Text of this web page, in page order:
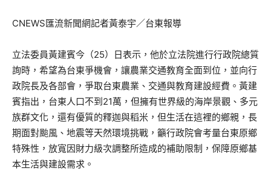
CNEWS匯流新聞網記者黃泰宇／台東報導
立法委員黃建賓今（25）日表示，他於立法院進行行政院總質
詢時，希望為台東爭機會，讓農業交通教育全面到位，並向行
政院長及各部會，爭取台東農業、交通與教育建設經費。黃建
賓指出，台東人口不到21萬，但擁有世界級的海岸景觀、多元
族群文化，還有優質的釋迦與稻米，但生活在這裡的鄉親，長
期面對颱風、地震等天然環境挑戰，籲行政院會考量台東原鄉
特殊性，放寬因財力級次調整所造成的補助限制，保障原鄉基
本生活與建設需求。